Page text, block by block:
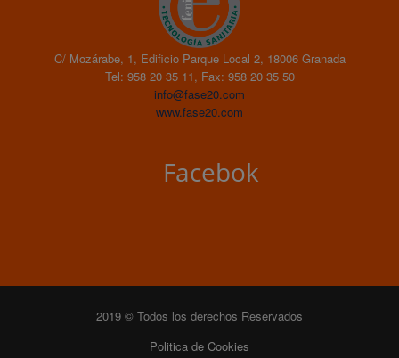
C/ Mozárabe, 1, Edificio Parque Local 2, 18006 Granada
Tel: 958 20 35 11, Fax: 958 20 35 50
info@fase20.com
www.fase20.com
Facebok
2019 © Todos los derechos Reservados
Politica de Cookies